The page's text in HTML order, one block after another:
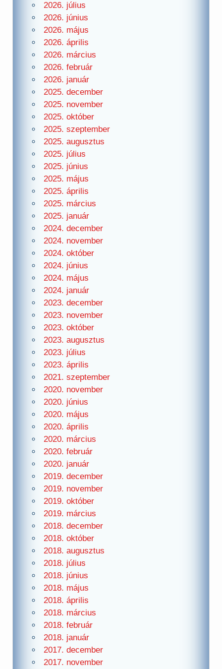
2026. július
2026. június
2026. május
2026. április
2026. március
2026. február
2026. január
2025. december
2025. november
2025. október
2025. szeptember
2025. augusztus
2025. július
2025. június
2025. május
2025. április
2025. március
2025. január
2024. december
2024. november
2024. október
2024. június
2024. május
2024. január
2023. december
2023. november
2023. október
2023. augusztus
2023. július
2023. április
2021. szeptember
2020. november
2020. június
2020. május
2020. április
2020. március
2020. február
2020. január
2019. december
2019. november
2019. október
2019. március
2018. december
2018. október
2018. augusztus
2018. július
2018. június
2018. május
2018. április
2018. március
2018. február
2018. január
2017. december
2017. november